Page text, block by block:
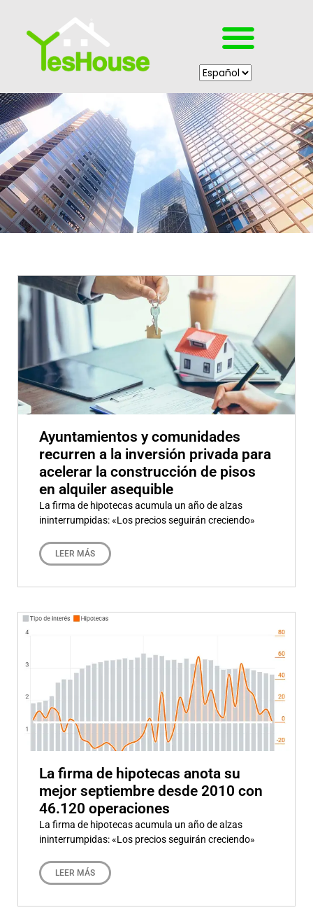
Ayuntamientos y comunidades
recurren a la inversión privada para
acelerar la construcción de pisos
en alquiler asequible
La firma de hipotecas acumula un año de alzas
ininterrumpidas: «Los precios seguirán creciendo»
LEER MÁS
La firma de hipotecas anota su
mejor septiembre desde 2010 con
46.120 operaciones
La firma de hipotecas acumula un año de alzas
ininterrumpidas: «Los precios seguirán creciendo»
LEER MÁS